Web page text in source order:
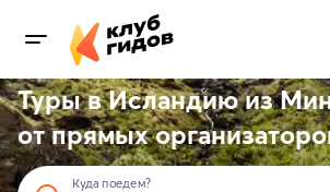
Туры в Исландию из
отпрямых
Куда поедем?